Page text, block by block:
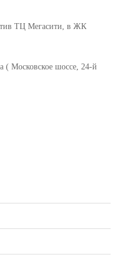
ТЦ Мегасити, в ЖК
( Московское шоссе, 24-й